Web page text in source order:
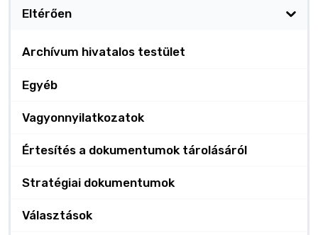
Eltérően
Archívum hivatalos testület
Egyéb
Vagyonnyilatkozatok
Értesítés a dokumentumok tárolásáról
Stratégiai dokumentumok
Választások